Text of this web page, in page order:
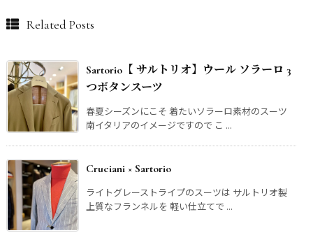
Related Posts
Sartorio【 サルトリオ】ウール ソラーロ 3
つボタンスーツ
春夏シーズンにこそ 着たいソラーロ素材のスーツ
南イタリアのイメージですので こ ...
Cruciani × Sartorio
ライトグレーストライプのスーツは サルトリオ製
上質なフランネルを 軽い仕立てで ...